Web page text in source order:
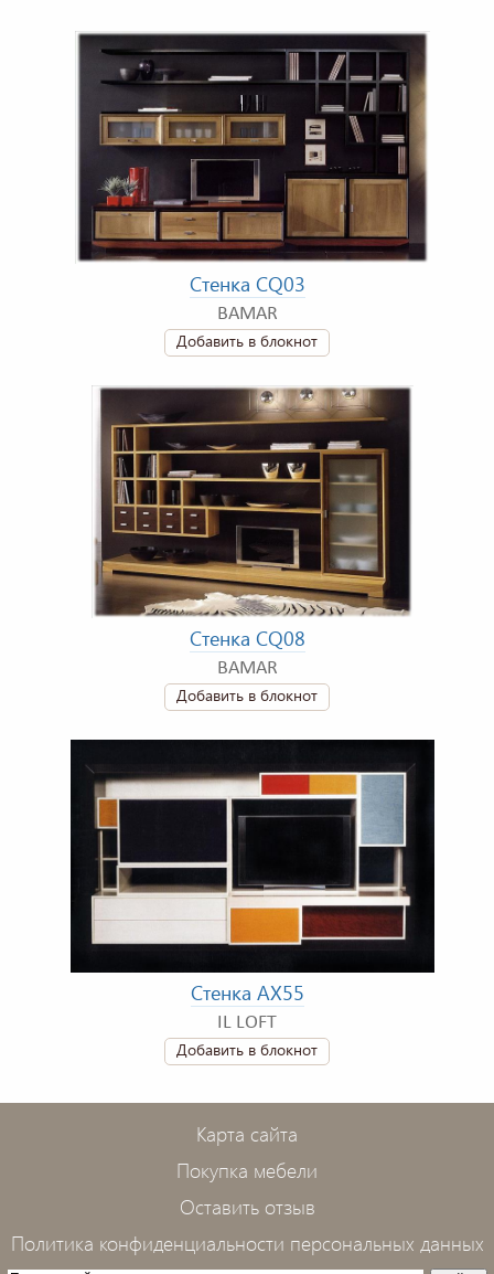
Стенка CQ03
BAMAR
Добавить в блокнот
Стенка CQ08
BAMAR
Добавить в блокнот
Стенка AX55
IL LOFT
Добавить в блокнот
Карта сайта
Покупка мебели
Оставить отзыв
Политика конфиденциальности персональных данных